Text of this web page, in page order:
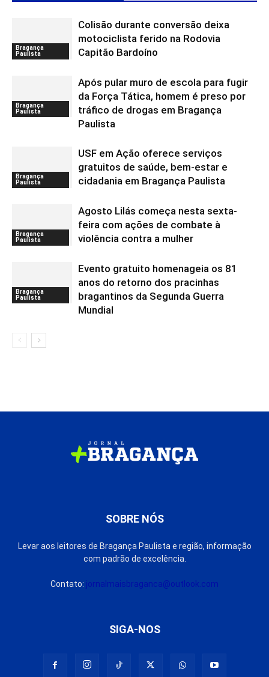
Bragança
Paulista
Colisão durante conversão deixa
motociclista ferido na Rodovia
Capitão Bardoíno
Bragança
Paulista
Após pular muro de escola para fugir
da Força Tática, homem é preso por
tráfico de drogas em Bragança
Paulista
Bragança
Paulista
USF em Ação oferece serviços
gratuitos de saúde, bem-estar e
cidadania em Bragança Paulista
Bragança
Paulista
Agosto Lilás começa nesta sexta-
feira com ações de combate à
violência contra a mulher
Bragança
Paulista
Evento gratuito homenageia os 81
anos do retorno dos pracinhas
bragantinos da Segunda Guerra
Mundial
SOBRE NÓS
Levar aos leitores de Bragança Paulista e região, informação
com padrão de excelência.
Contato: jornalmaisbraganca@outlook.com
SIGA-NOS